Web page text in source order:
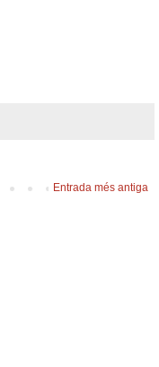
Entrada més antiga